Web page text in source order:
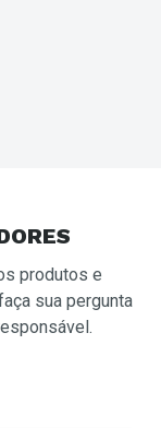
produtos e
sua pergunta